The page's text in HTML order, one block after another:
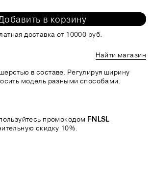
в корзину
доставка от 10000 руб.
Найти магазин
в составе. Регулируя ширину
модель разными способами.
промокодом FNLSL
скидку 10%.